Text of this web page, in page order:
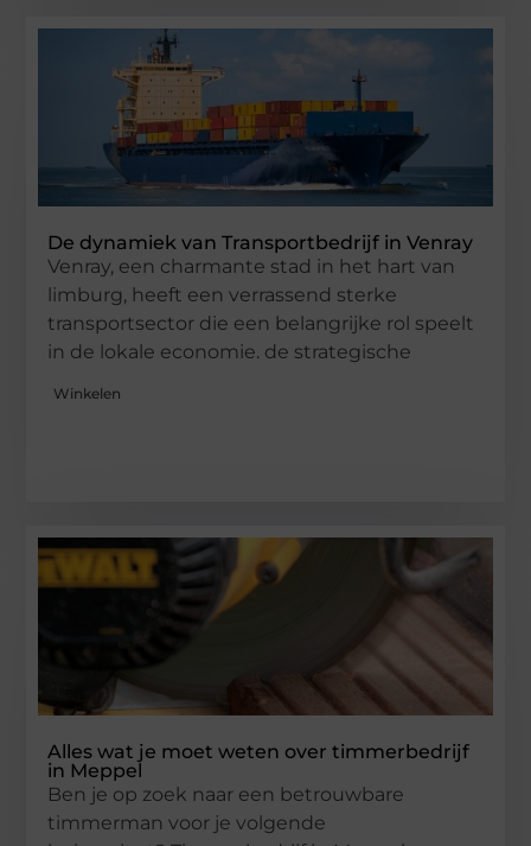
De dynamiek van Transportbedrijf in Venray
Venray, een charmante stad in het hart van
limburg, heeft een verrassend sterke
transportsector die een belangrijke rol speelt
in de lokale economie. de strategische
Winkelen
Alles wat je moet weten over timmerbedrijf
in Meppel
Ben je op zoek naar een betrouwbare
timmerman voor je volgende